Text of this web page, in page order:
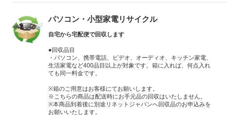
パソコン・小型家電リサイクル
自宅から宅配便で回収します
●回収品目
・パソコン、携帯電話、ビデオ、オーディオ、キッチン家電、
生活家電など400品目以上が対象です。箱に入れば、何点入れ
ても同一料金です。
※箱のご用意はお客様にてお願いします。
※こちらの商品は配送時にお手元品の回収はいたしません。
※本商品到着後に別途リネットジャパンへ回収品のお申込みを
お願いいたします。